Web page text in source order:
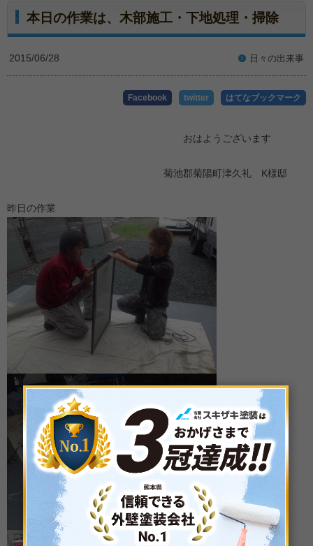
本日の作業は、木部施工・下地処理・掃除
2015/06/28 日々の出来事
Facebook twitter はてなブックマーク
おはようございます
菊池郡菊陽町津久礼 K様邸
昨日の作業